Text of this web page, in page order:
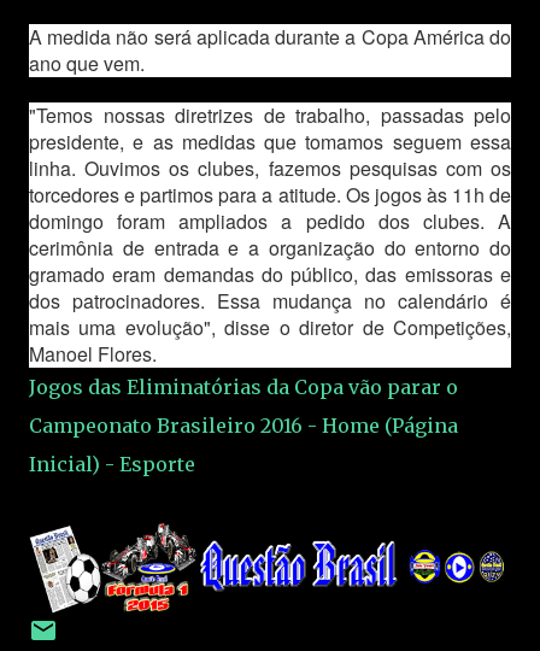
A medida não será aplicada durante a Copa América do
ano que vem.
"Temos nossas diretrizes de trabalho, passadas pelo
presidente, e as medidas que tomamos seguem essa
linha. Ouvimos os clubes, fazemos pesquisas com os
torcedores e partimos para a atitude. Os jogos às 11h de
domingo foram ampliados a pedido dos clubes. A
cerimônia de entrada e a organização do entorno do
gramado eram demandas do público, das emissoras e
dos patrocinadores. Essa mudança no calendário é
mais uma evolução", disse o diretor de Competições,
Manoel Flores.
Jogos das Eliminatórias da Copa vão parar o
Campeonato Brasileiro 2016 - Home (Página
Inicial) - Esporte